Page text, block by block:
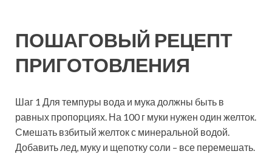
ПОШАГОВЫЙ РЕЦЕПТ
ПРИГОТОВЛЕНИЯ
Шаг 1 Для темпуры вода и мука должны быть в
равных пропорциях. На 100 г муки нужен один желток.
Смешать взбитый желток с минеральной водой.
Добавить лед, муку и щепотку соли – все перемешать.